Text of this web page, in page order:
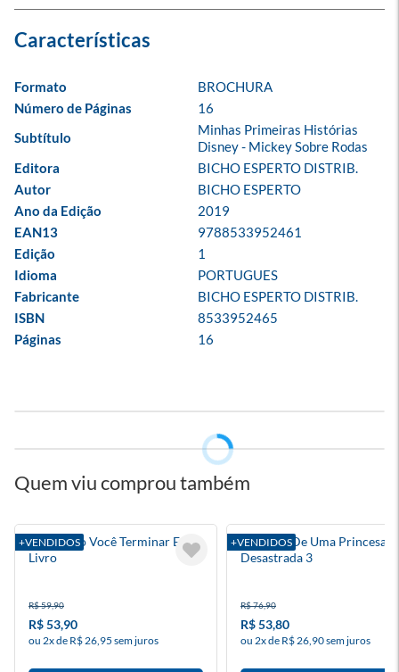
Formato
BROCHURA
Número de Páginas
16
Subtítulo
Minhas Primeiras Histórias
Disney - Mickey Sobre Rodas
Editora
BICHO ESPERTO DISTRIB.
Autor
BICHO ESPERTO
Ano da Edição
2019
EAN13
9788533952461
Edição
1
Idioma
PORTUGUES
Fabricante
BICHO ESPERTO DISTRIB.
ISBN
8533952465
Páginas
16
Quem viu comprou também
+VENDIDOS
Eu Duvido Você Terminar Este
Livro
R$ 59,90
R$ 53,90
ou 2x de R$ 26,95 sem juros
+VENDIDOS
O Diário De Uma Princesa
Desastrada 3
R$ 76,90
R$ 53,80
ou 2x de R$ 26,90 sem juros